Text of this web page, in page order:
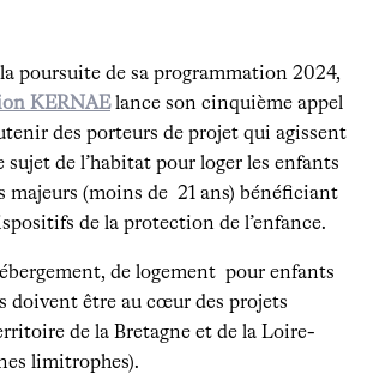
poursuite de sa programmation 2024,
KERNAElance son cinquième appel
des porteurs de projet qui agissent
de l’habitat pour loger les enfants
majeurs (moins de 21 ans) bénéficiant
de la protection de l’enfance.
de logement pour enfants
doivent être au cœur des projets
de la Bretagne et de la Loire-
limitrophes).